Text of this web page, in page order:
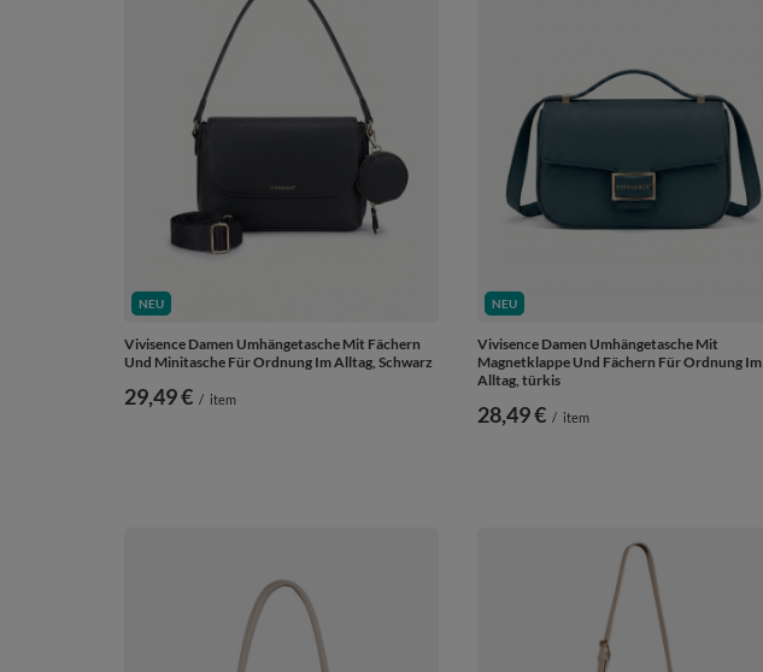
NEU
Vivisence Damen Umhängetasche Mit Fächern
Und Minitasche Für Ordnung Im Alltag, Schwarz
29,49 € / item
NEU
Vivisence Damen Umhängetasche Mit
Magnetklappe Und Fächern Für Ordnung Im
Alltag, türkis
28,49 € / item